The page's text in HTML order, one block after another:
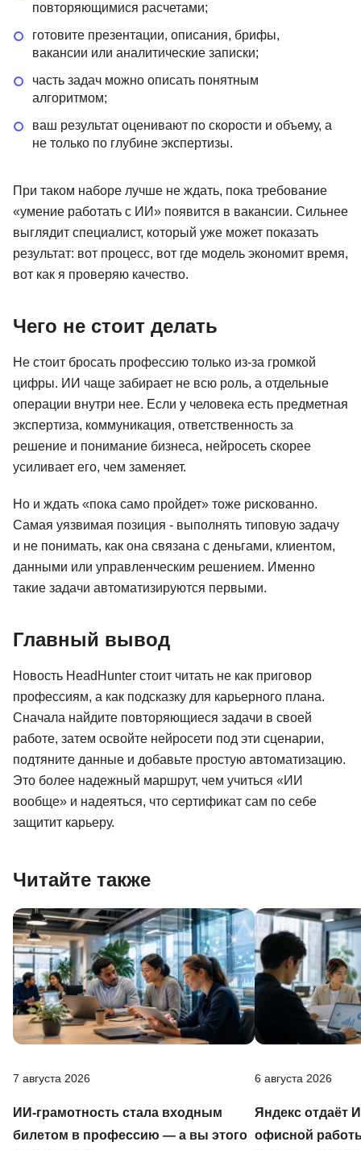
повторяющимися расчетами;
готовите презентации, описания, брифы,
вакансии или аналитические записки;
часть задач можно описать понятным
алгоритмом;
ваш результат оценивают по скорости и объему, а
не только по глубине экспертизы.
При таком наборе лучше не ждать, пока требование
«умение работать с ИИ» появится в вакансии. Сильнее
выглядит специалист, который уже может показать
результат: вот процесс, вот где модель экономит время,
вот как я проверяю качество.
Чего не стоит делать
Не стоит бросать профессию только из-за громкой
цифры. ИИ чаще забирает не всю роль, а отдельные
операции внутри нее. Если у человека есть предметная
экспертиза, коммуникация, ответственность за
решение и понимание бизнеса, нейросеть скорее
усиливает его, чем заменяет.
Но и ждать «пока само пройдет» тоже рискованно.
Самая уязвимая позиция - выполнять типовую задачу
и не понимать, как она связана с деньгами, клиентом,
данными или управленческим решением. Именно
такие задачи автоматизируются первыми.
Главный вывод
Новость HeadHunter стоит читать не как приговор
профессиям, а как подсказку для карьерного плана.
Сначала найдите повторяющиеся задачи в своей
работе, затем освойте нейросети под эти сценарии,
подтяните данные и добавьте простую автоматизацию.
Это более надежный маршрут, чем учиться «ИИ
вообще» и надеяться, что сертификат сам по себе
защитит карьеру.
Читайте также
7 августа 2026
ИИ-грамотность стала входным
билетом в профессию — а вы этого
6 августа 2026
Яндекс отдаёт
офисной